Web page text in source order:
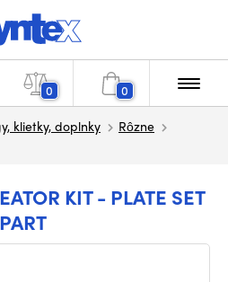
0 0
klietky, doplnky
Rôzne
KIT - PLATE SET